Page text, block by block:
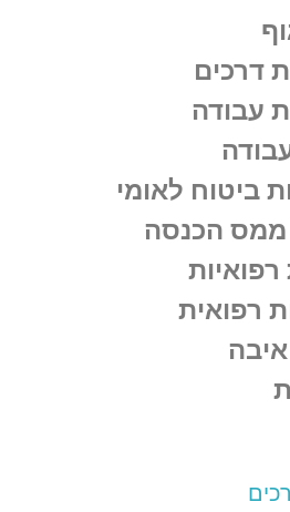
דרכים
עבודה
ביטוח לאומי
ממס הכנסה
רפואיות
רפואית